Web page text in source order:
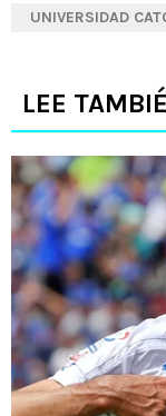
UNIVERSIDAD
LEE